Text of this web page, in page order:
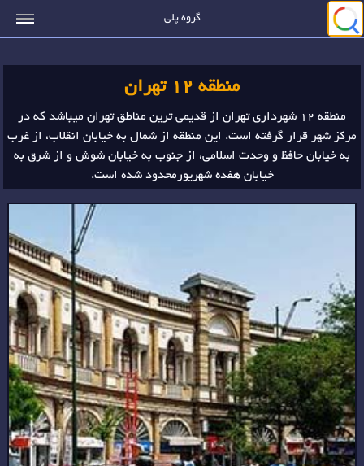
گروه پلی جستجو
منطقه 12 تهران
منطقه 12 شهرداری تهران از قدیمی ترین مناطق تهران میباشد که در
مرکز شهر قرار گرفته است. این منطقه از شمال به خیابان انقلاب، از غرب
به خیابان حافظ و وحدت اسلامی، از جنوب به خیابان شوش و از شرق به
خیابان هفده شهریورمحدود شده است.